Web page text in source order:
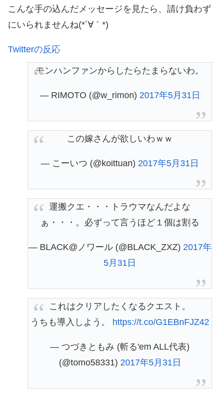
こんな手の込んだメッセージを見たら、請け負わず
にいられませんね(*´∀｀*)
Twitterの反応
モンハンファンからしたらたまらないわ。
— RIMOTO (@w_rimon) 2017年5月31日
この嫁さんが欲しいわｗｗ
— こーいつ (@koittuan) 2017年5月31日
運搬クエ・・・トラウマなんだよな
ぁ・・・。必ずって言うほど１個は割る
— BLACK@ノワール (@BLACK_ZXZ) 2017年
5月31日
これはクリアしたくなるクエスト。
うちも導入しよう。 https://t.co/G1EBnFJZ42
— つづきともみ (斬る'em ALL代表)
(@tomo58331) 2017年5月31日